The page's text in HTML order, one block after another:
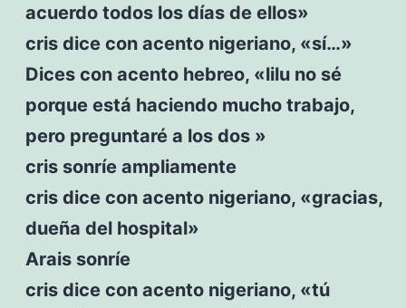
acuerdo todos los días de ellos»
cris dice con acento nigeriano, «sí…»
Dices con acento hebreo, «lilu no sé
porque está haciendo mucho trabajo,
pero preguntaré a los dos »
cris sonríe ampliamente
cris dice con acento nigeriano, «gracias,
dueña del hospital»
Arais sonríe
cris dice con acento nigeriano, «tú